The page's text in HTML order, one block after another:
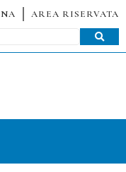
AREA RISERVATA